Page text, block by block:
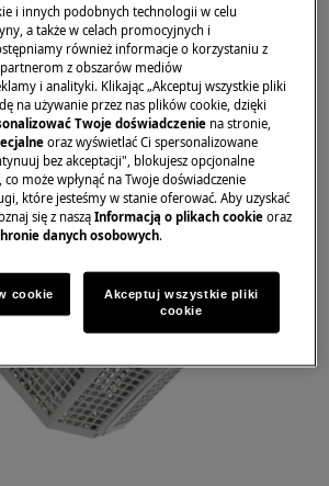
kosz na sztućce do
do domu, odwiedź naszsklep
i innych podobnych technologii w celu
a także w celach promocyjnych i
również informacje o korzystaniu z
z obszarów mediów
i analityki. Klikając „Akceptuj wszystkie pliki
na używanie przez nas plików cookie, dzięki
Twoje doświadczenie na stronie,
oraz wyświetlać Ci spersonalizowane
bez akceptacji", blokujesz opcjonalne
może wpłynąć na Twoje doświadczenie
które jesteśmy w stanie oferować. Aby uzyskać
się z nasząInformacją o plikach cookie oraz
danych osobowych.
cookie
Akceptuj wszystkie pliki
cookie